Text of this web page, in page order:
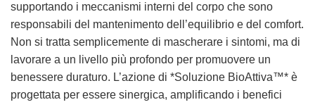
supportando i meccanismi interni del corpo che sono
responsabili del mantenimento dell’equilibrio e del comfort.
Non si tratta semplicemente di mascherare i sintomi, ma di
lavorare a un livello più profondo per promuovere un
benessere duraturo. L’azione di *Soluzione BioAttiva™* è
progettata per essere sinergica, amplificando i benefici